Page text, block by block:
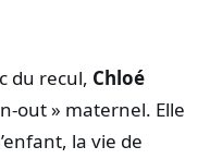
du recul, Chloé
out » maternel. Elle
la vie de